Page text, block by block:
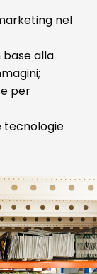
nel
base alla
per
tecnologie